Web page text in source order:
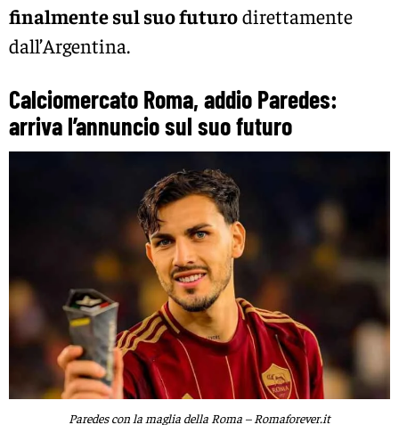
finalmente sul suo futurodirettamente
dall’Argentina.
Calciomercato Roma, addio Paredes:
arriva l’annuncio sul suo futuro
Paredes con la maglia della Roma – Romaforever.it